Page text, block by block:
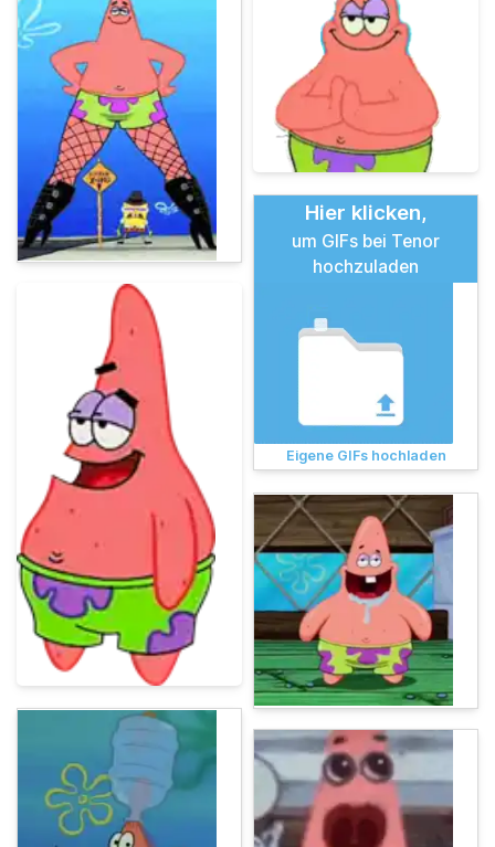
Hier klicken,
um GIFs bei Tenor
hochzuladen
Eigene GIFs hochladen